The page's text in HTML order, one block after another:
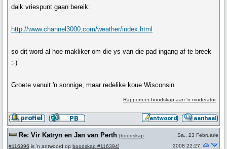
dalk vriespunt gaan bereik:
http://www.channel3000.com/weather/index.html
so dit word al hoe makliker om die ys van die pad ingang af te breek
:-)
Groete vanuit 'n sonnige, maar redelike koue Wisconsin
Rapporteer boodskap aan 'n moderator
Re: Vir Katryn en Jan van Perth [boodskap
#116396 is 'n antwoord op boodskap #116394]
Sa., 23 Februarie
2008 22:27